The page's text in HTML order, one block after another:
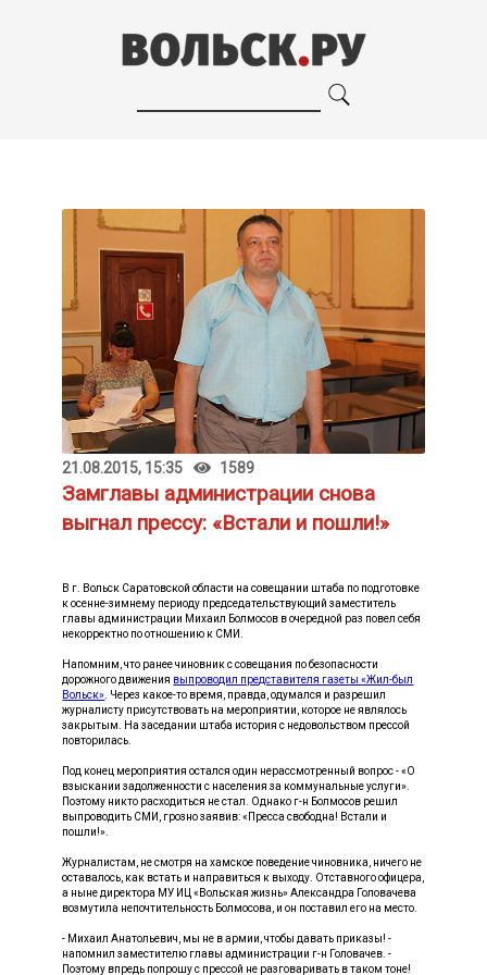
21.08.2015, 15:35 1589
Замглавы администрации снова
выгнал прессу: «Встали и пошли!»
В г. Вольск Саратовской области на совещании штаба по подготовке
к осенне-зимнему периоду председательствующий заместитель
главы администрации Михаил Болмосов в очередной раз повел себя
некорректно по отношению к СМИ.
Напомним, что ранее чиновник с совещания по безопасности
дорожного движения выпроводил представителя газеты «Жил-был
Вольск» . Через какое-то время, правда, одумался и разрешил
журналисту присутствовать на мероприятии, которое не являлось
закрытым. На заседании штаба история с недовольством прессой
повторилась.
Под конец мероприятия остался один нерассмотренный вопрос - «О
взыскании задолженности с населения за коммунальные услуги».
Поэтому никто расходиться не стал. Однако г-н Болмосов решил
выпроводить СМИ, грозно заявив: «Пресса свободна! Встали и
пошли!».
Журналистам, не смотря на хамское поведение чиновника, ничего не
оставалось, как встать и направиться к выходу. Отставного офицера,
а ныне директора МУ ИЦ «Вольская жизнь» Александра Головачева
возмутила непочтительность Болмосова, и он поставил его на место.
- Михаил Анатольевич, мы не в армии, чтобы давать приказы! -
напомнил заместителю главы администрации г-н Головачев. -
Поэтому впредь попрошу с прессой не разговаривать в таком тоне!